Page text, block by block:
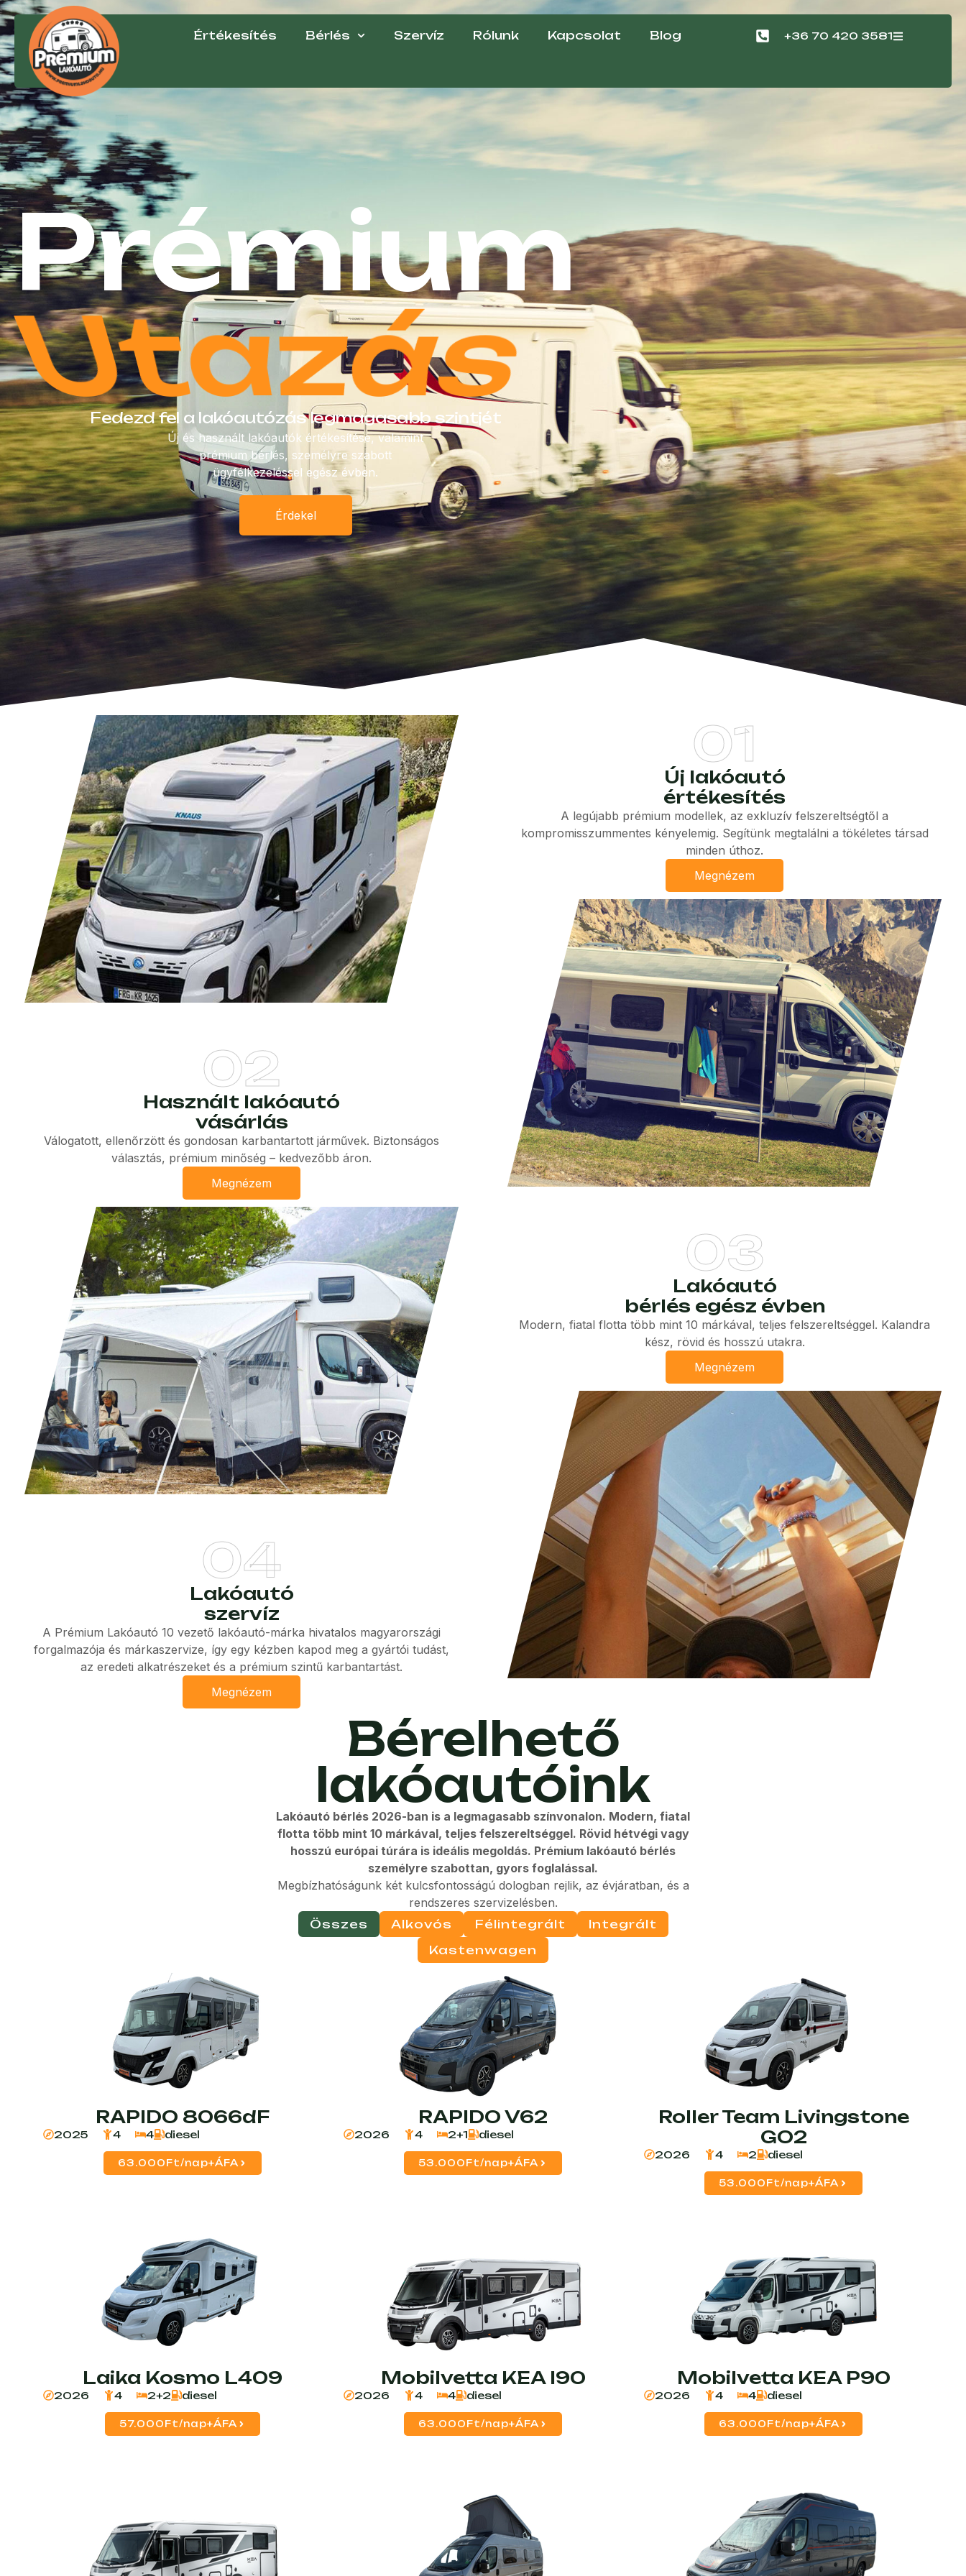
Értékesítés Bérlés Szervíz Rólunk Kapcsolat Blog +36 70 420 3581
Prémium
Élmények
Fedezd fel a lakóautózás legmagasabb szintjét
Új és használt lakóautók értékesítése, valamint
prémium bérlés, személyre szabott
ügyfélkezeléssel egész évben.
Érdekel
02
Használt lakóautó
vásárlás
Válogatott, ellenőrzött és gondosan karbantartott járművek. Biztonságos
választás, prémium minőség – kedvezőbb áron.
Megnézem
01
Új lakóautó
értékesítés
A legújabb prémium modellek, az exkluzív felszereltségtől a
kompromisszummentes kényelemig. Segítünk megtalálni a tökéletes társad
minden úthoz.
Megnézem
04
Lakóautó
szervíz
A Prémium Lakóautó 10 vezető lakóautó-márka hivatalos magyarországi
forgalmazója és márkaszervize, így egy kézben kapod meg a gyártói tudást,
az eredeti alkatrészeket és a prémium szintű karbantartást.
Megnézem
03
Lakóautó
bérlés egész évben
Modern, fiatal flotta több mint 10 márkával, teljes felszereltséggel. Kalandra
kész, rövid és hosszú utakra.
Megnézem
Bérelhető
lakóautóink
Lakóautó bérlés 2026-ban is a legmagasabb színvonalon. Modern, fiatal
flotta több mint 10 márkával, teljes felszereltséggel. Rövid hétvégi vagy
hosszú európai túrára is ideális megoldás. Prémium lakóautó bérlés
személyre szabottan, gyors foglalással.
Megbízhatóságunk két kulcsfontosságú dologban rejlik, az évjáratban, és a
rendszeres szervizelésben.
Alkovós
Félintegrált
Integrált
Kastenwagen
Összes
RAPIDO 8066dF
2025 4 4 diesel
63.000Ft/nap+ÁFA
RAPIDO V62
2026 4 2+1 diesel
53.000Ft/nap+ÁFA
Roller Team Livingstone
GO2
2026 4 2 diesel
53.000Ft/nap+ÁFA
Laika Kosmo L409
2026 4 2+2 diesel
57.000Ft/nap+ÁFA
Mobilvetta KEA I90
2026 4 4 diesel
63.000Ft/nap+ÁFA
Mobilvetta KEA P90
2026 4 4 diesel
63.000Ft/nap+ÁFA